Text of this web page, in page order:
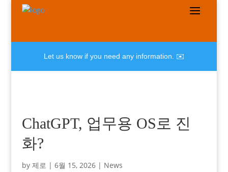
Let us know if you need any information. ✉️
ChatGPT, 업무용 OS로 진
화?
by 제로 | 6월 15, 2026| News